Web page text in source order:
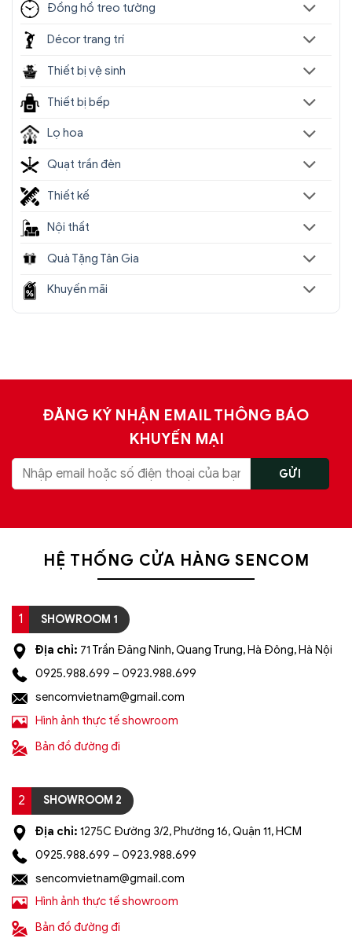
Đèn chùm Serips pha lê nhập khẩu SC067-
Địa chỉ nào bán
giá rẻ tốt nhất?
Sencomlà địa chỉ bánđèn chùm decor trang
Chịu trách nhiệm về sản phẩm :
Công ty Cổ Phần Xây Dựng và Thương Mại
Sencom Việt Nam
Địa chỉ showroom:71 Trần Đăng Ninh, Quang
Trung, Hà Đông, Hà Nội
0925.988.699
*ƯU ĐÃI: Miễn phí vận chuyển Toàn quốc phí vận
chuyển ngoại thành. Áp dụng đối với đơn hàng có
giá trị trên 1.500.000đ (Bao gồm tất cả mã sản
phẩm)
Lưu ý: Đơn hàng sẽ chỉ được gửi đi sau khi có xác
nhận của tổng đài viên trong vòng 2 tiếng. Quý
khách vui lòng giữ điện thoại
mãi giá rẻ tại: https://sencom.vn/category/den-trang-
tri
Đồng hồ treo tường
Décor trang trí
Thiết bị vệ sinh
Thiết bị bếp
Lọ hoa
Quạt trần đèn
Thiết kế
Nội thất
Quà Tặng Tân Gia
Khuyến mãi
ĐĂNG KÝ NHẬN EMAIL THÔNG BÁO
KHUYẾN MẠI
HỆ THỐNG CỬA HÀNG SENCOM
1 SHOWROOM 1
Địa chỉ: 71 Trần Đăng Ninh, Quang Trung, Hà Đông, Hà Nội
0925.988.699 – 0923.988.699
sencomvietnam@gmail.com
Hình ảnh thực tế showroom
Bản đồ đường đi
2 SHOWROOM 2
Địa chỉ: 1275C Đường 3/2, Phường 16, Quận 11, HCM
0925.988.699 – 0923.988.699
sencomvietnam@gmail.com
Hình ảnh thực tế showroom
Bản đồ đường đi